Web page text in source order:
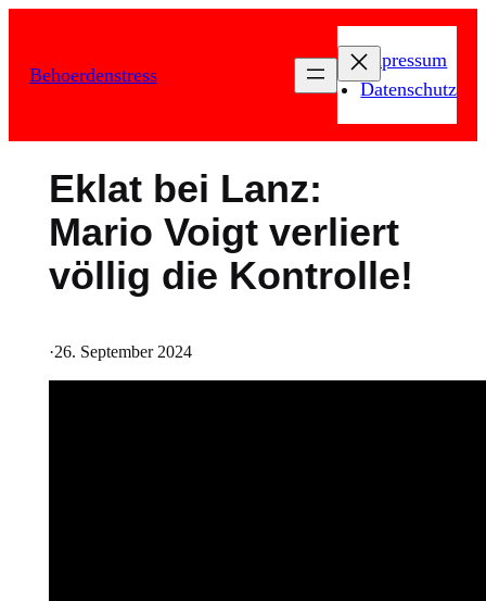
springen
Behoerdenstress
Impressum
Datenschutz
Eklat bei Lanz:
Mario Voigt verliert
völlig die Kontrolle!
·26. September 2024